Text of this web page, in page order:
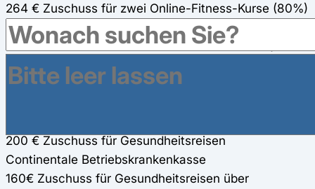
264 € Zuschuss für zwei Online-Fitness-Kurse (80%)
Continentale Betriebskrankenkasse
250€ Zuschuss für zwei Online-Fitness-Kurse (125€
pro Kurs) über Gesundheitskonto (werden für andere
Präventionsmaßnahmen mit angerechnet)
200 € Zuschuss für Gesundheitsreisen
Continentale Betriebskrankenkasse
160€ Zuschuss für Gesundheitsreisen über